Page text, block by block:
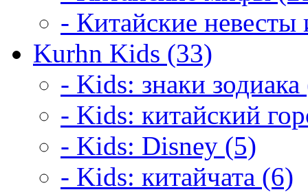
- Китайские
Kurhn Kids (33)
- Kids: знаки
- Kids: китайский
- Kids: Disney (5)
- Kids: китайчата (6)